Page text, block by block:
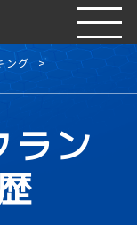
ング
ラン